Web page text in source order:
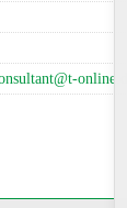
online.de